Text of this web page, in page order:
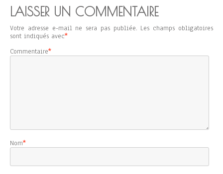
LAISSER UN COMMENTAIRE
Votre adresse e-mail ne sera pas publiée. Les champs obligatoires
sont indiqués avec*
Commentaire*
Nom*